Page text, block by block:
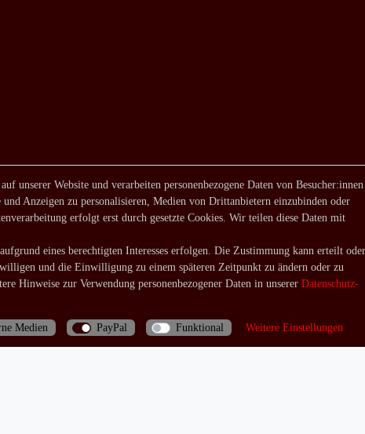
unserer Website und verarbeiten personenbezogene Daten von Besucher:innen
Anzeigen zu personalisieren, Medien von Drittanbietern einzubinden oder
erfolgt erst durch gesetzte Cookies. Wir teilen diese Daten mit
eines berechtigten Interesses erfolgen. Die Zustimmung kann erteilt oder
und die Einwilligung zu einem späteren Zeitpunkt zu ändern oder zu
Hinweise zur Verwendung personenbezogener Daten in unserer Daten­schutz­
Medien PayPal Funktional Weitere Einstellungen